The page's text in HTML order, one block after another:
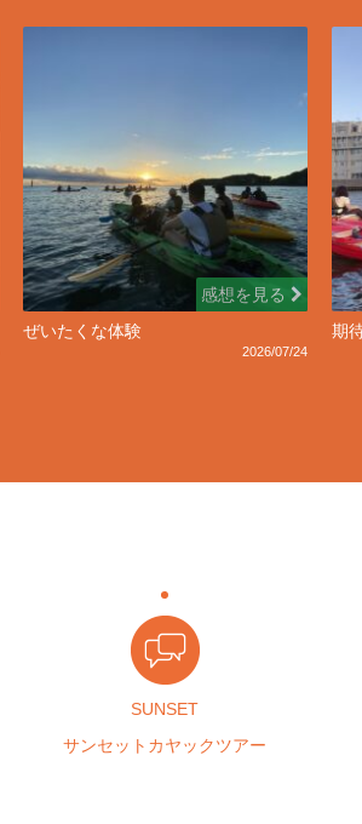
感想を見る
ぜいたくな体験
2026/07/24
期
SUNSET
サンセットカヤックツアー